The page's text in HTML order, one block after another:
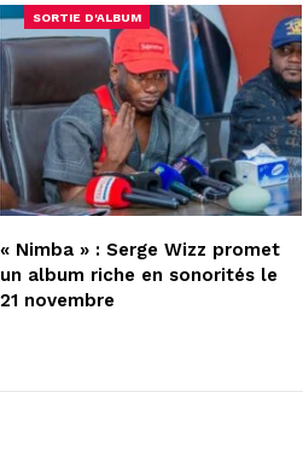
SORTIE D'ALBUM
« Nimba » : Serge Wizz promet
un album riche en sonorités le
21 novembre